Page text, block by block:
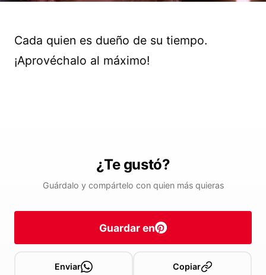
Cada quien es dueño de su tiempo.
¡Aprovéchalo al máximo!
¿Te gustó?
Guárdalo y compártelo con quien más quieras
Guardar en
Enviar Copiar